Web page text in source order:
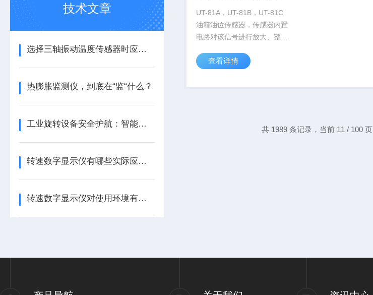
技术文章
选择三轴振动温度传感器时应注意的细节
热膨胀监测仪，到底在“监“什么？
工业旋转设备安全护航：智能转速监测仪技术现状与应用优化研究
转速数字显示仪有哪些实际应用？
转速数字显示仪对使用环境有哪些要求
感器
UT-81A，UT-81B，UT-81C
油箱油位传感器，传感器内置
电路对该信号进行放大、整
号，测量频率范围更宽，可以
确稳定，并且安装简单，广泛
查看详情
共 1989 条记录，当前 11 / 100 页